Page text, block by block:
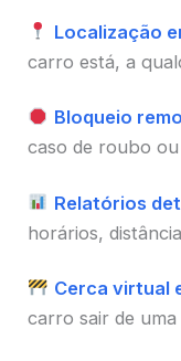
Localização
carro está, a
Bloqueio
caso de roubo
Relatórios
horários,
Cerca virtual
carro sair de